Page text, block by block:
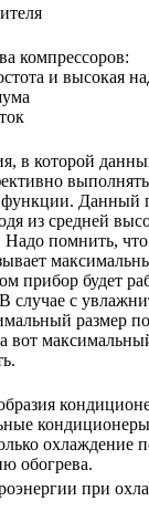
компрессоров:
и высокая
в которой
выполнять
Данный
из средней
Надо помнить, что
прибор будет
случае с
размер
вот
охлаждение
обогрева.
при